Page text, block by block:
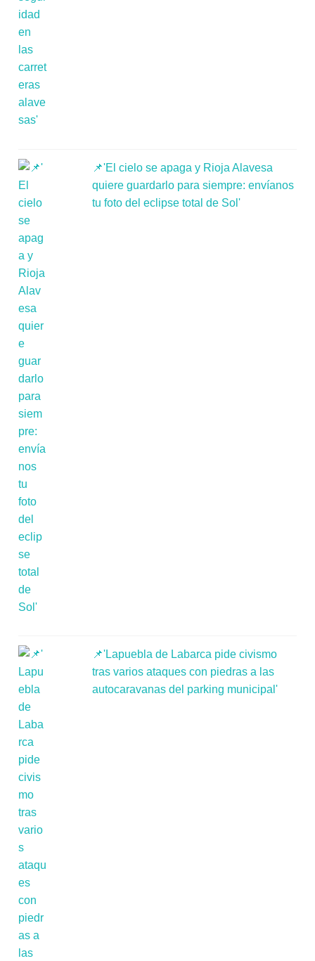
📌'El cielo se apaga y Rioja Alavesa
quiere guardarlo para siempre: envíanos
tu foto del eclipse total de Sol'
📌'Lapuebla de Labarca pide civismo
tras varios ataques con piedras a las
autocaravanas del parking municipal'